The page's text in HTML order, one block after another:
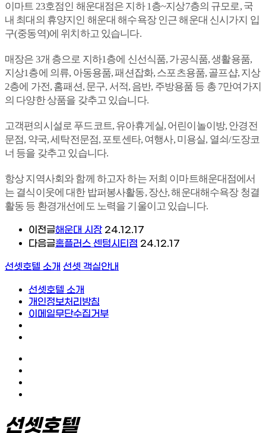
이마트 23호점인 해운대점은 지하 1층~지상7층의 규모로, 국
내 최대의 휴양지인 해운대 해수욕장 인근 해운대 신시가지 입
구(중동역)에 위치하고 있습니다.
매장은 3개 층으로 지하1층에 신선식품, 가공식품, 생활용품,
지상1층에 의류, 아동용품, 패션잡화, 스포츠용품, 골프샵, 지상
2층에 가전, 홈패션, 문구, 서적, 음반, 주방용품 등 총 7만여가지
의 다양한 상품을 갖추고 있습니다.
고객편의시설로 푸드코트, 유아휴게실, 어린이놀이방, 안경전
문점, 약국, 세탁전문점, 포토센타, 여행사, 미용실, 열쇠/도장코
너 등을 갖추고 있습니다.
항상 지역사회와 함께 하고자 하는 저희 이마트해운대점에서
는 결식이웃에 대한 밥퍼봉사활동, 장산, 해운대해수욕장 청결
활동 등 환경개선에도 노력을 기울이고 있습니다.
이전글해운대 시장 24.12.17
다음글홈플러스 센텀시티점 24.12.17
선셋호텔 소개 선셋 객실안내
선셋호텔 소개
개인정보처리방침
이메일무단수집거부
선셋호텔